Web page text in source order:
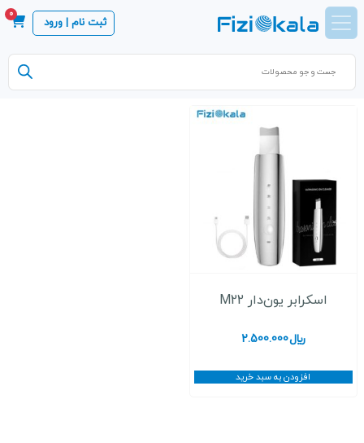
ثبت نام | ورود
0
Products
search
اسکرابر یون‌دار M22
﷼2.500.000
افزودن به سبد خرید